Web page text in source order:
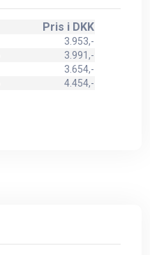
Pris i DKK
3.953,-
3.991,-
3.654,-
4.454,-